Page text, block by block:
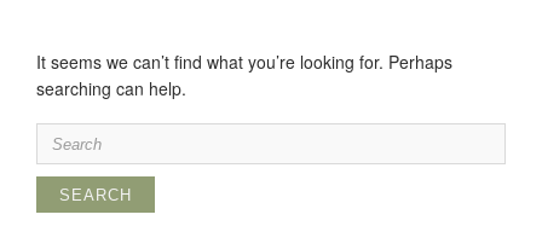
It seems we can’t find what you’re looking for. Perhaps
searching can help.
Search
for: